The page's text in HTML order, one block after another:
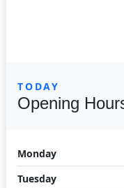
TODAY
Opening
Monday
Tuesday